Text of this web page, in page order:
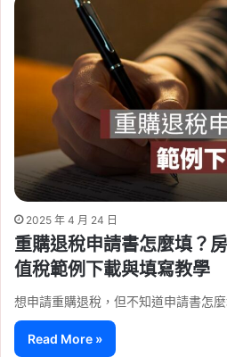
2025 年 4 月 24 日
重購退稅申請書怎麼填？
值稅範例下載與填寫教學
想申請重購退稅，但不知道申請書怎
Read More »